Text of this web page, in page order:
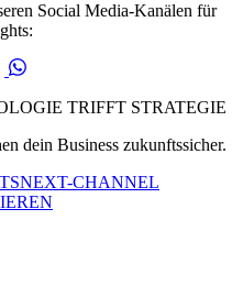
Social Media-Kanälen für
TRIFFT STRATEGIE
dein Business zukunftssicher.
CHANNEL